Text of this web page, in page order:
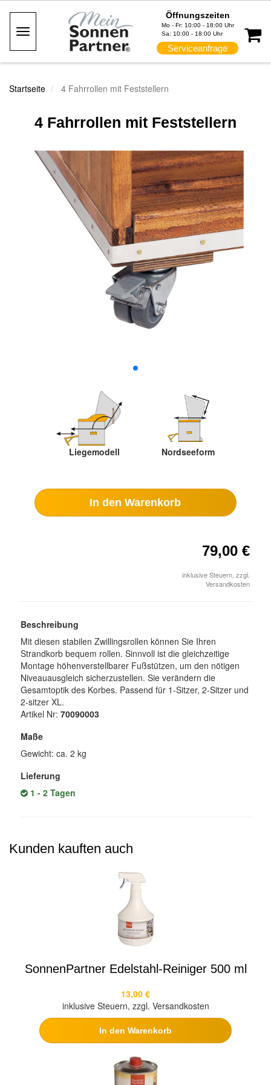
Toggle
Öffnungszeiten
Mo - Fr: 10:00 - 18:00 Uhr
Sa: 10:00 - 18:00 Uhr
Serviceanfrage
Startseite 4 Fahrrollen mit Feststellern
4 Fahrrollen mit Feststellern
Liegemodell Nordseeform
In den Warenkorb
79,00 €
inklusive Steuern, zzgl.
Versandkosten
Beschreibung
Mit diesen stabilen Zwillingsrollen können Sie Ihren
Strandkorb bequem rollen. Sinnvoll ist die gleichzeitige
Montage höhenverstellbarer Fußstützen, um den nötigen
Niveauausgleich sicherzustellen. Sie verändern die
Gesamtoptik des Korbes. Passend für 1-Sitzer, 2-Sitzer und
2-sitzer XL.
Artikel Nr: 70090003
Maße
Gewicht: ca. 2 kg
Lieferung
1 - 2 Tagen
Kunden kauften auch
SonnenPartner Edelstahl-Reiniger 500 ml
13,00 €
inklusive Steuern, zzgl. Versandkosten
In den Warenkorb